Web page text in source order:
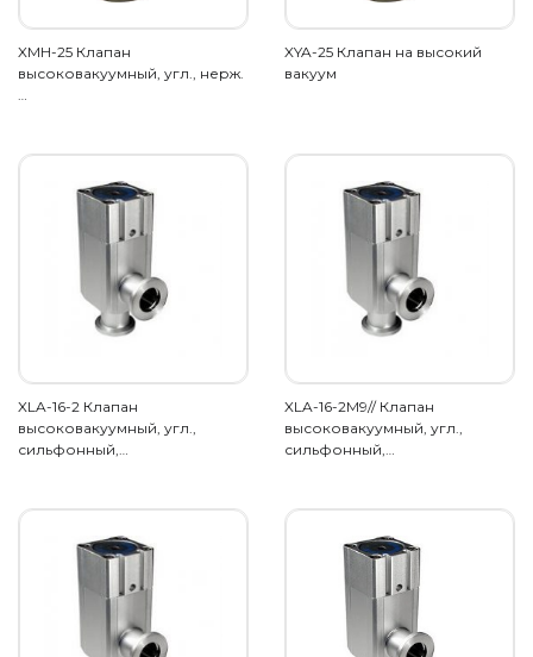
XMH-25 Клапан
высоковакуумный, угл., нерж.
…
XYA-25 Клапан на высокий
вакуум
XLA-16-2 Клапан
высоковакуумный, угл.,
сильфонный,…
XLA-16-2M9// Клапан
высоковакуумный, угл.,
сильфонный,…